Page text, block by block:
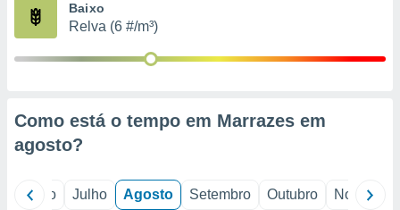
e
Baixo
Relva (6 #/m³)
Como está o tempo em Marrazes em
agosto?
Junho Julho Agosto Setembro Outubro Novembro